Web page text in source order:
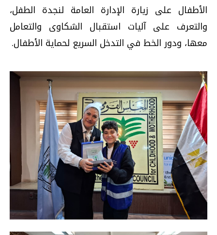
الأطفال على زيارة الإدارة العامة لنجدة الطفل،
والتعرف على آليات استقبال الشكاوى والتعامل
معها، ودور الخط في التدخل السريع لحماية الأطفال.